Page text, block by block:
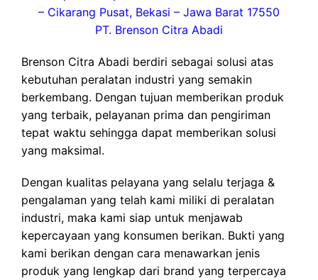
– Cikarang Pusat, Bekasi – Jawa Barat 17550
PT. Brenson Citra Abadi
Brenson Citra Abadi berdiri sebagai solusi atas
kebutuhan peralatan industri yang semakin
berkembang. Dengan tujuan memberikan produk
yang terbaik, pelayanan prima dan pengiriman
tepat waktu sehingga dapat memberikan solusi
yang maksimal.
Dengan kualitas pelayana yang selalu terjaga &
pengalaman yang telah kami miliki di peralatan
industri, maka kami siap untuk menjawab
kepercayaan yang konsumen berikan. Bukti yang
kami berikan dengan cara menawarkan jenis
produk yang lengkap dari brand yang terpercaya